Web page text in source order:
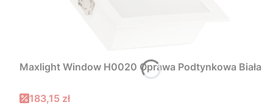
Maxlight Window H0020 Oprawa Podtynkowa Biała
Cena promocyjna
183,15 zł